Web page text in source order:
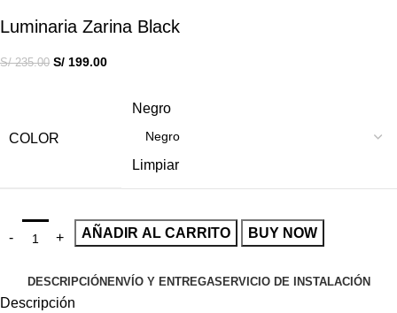
Luminaria Zarina Black
S/235.00 S/ 199.00
COLOR
Negro
Limpiar
AÑADIR AL CARRITO BUY NOW
DESCRIPCIÓNENVÍO Y ENTREGASERVICIO DE INSTALACIÓN
Descripción